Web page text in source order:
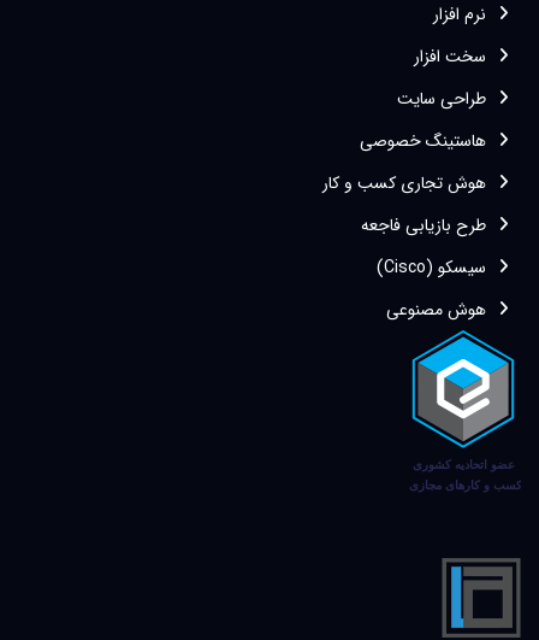
نرم افزار
سخت افزار
طراحی سایت
هاستینگ خصوصی
هوش تجاری کسب و کار
طرح بازیابی فاجعه
سیسکو (Cisco)
هوش مصنوعی